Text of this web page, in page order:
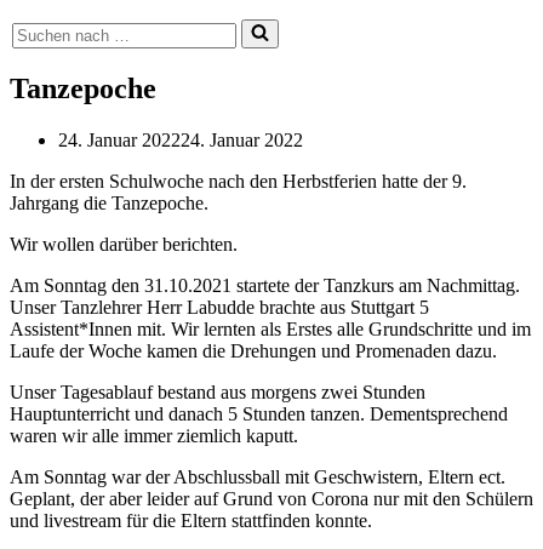
Suchen
nach …
Tanzepoche
24. Januar 202224. Januar 2022
In der ersten Schulwoche nach den Herbstferien hatte der 9.
Jahrgang die Tanzepoche.
Wir wollen darüber berichten.
Am Sonntag den 31.10.2021 startete der Tanzkurs am Nachmittag.
Unser Tanzlehrer Herr Labudde brachte aus Stuttgart 5
Assistent*Innen mit. Wir lernten als Erstes alle Grundschritte und im
Laufe der Woche kamen die Drehungen und Promenaden dazu.
Unser Tagesablauf bestand aus morgens zwei Stunden
Hauptunterricht und danach 5 Stunden tanzen. Dementsprechend
waren wir alle immer ziemlich kaputt.
Am Sonntag war der Abschlussball mit Geschwistern, Eltern ect.
Geplant, der aber leider auf Grund von Corona nur mit den Schülern
und livestream für die Eltern stattfinden konnte.